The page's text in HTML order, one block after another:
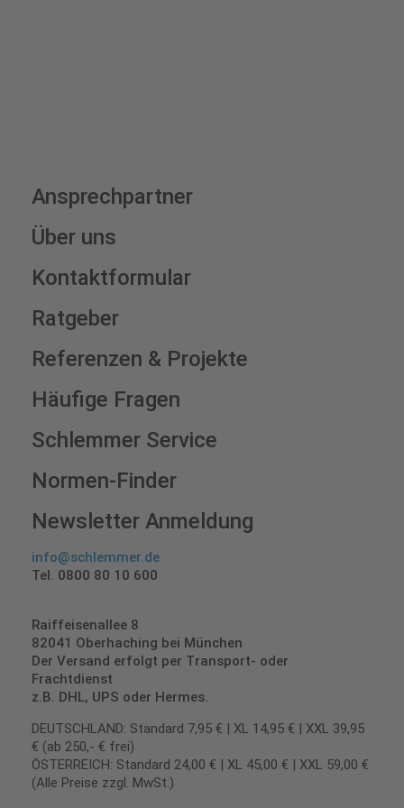
Ansprechpartner
Über uns
Kontaktformular
Ratgeber
Referenzen & Projekte
Häufige Fragen
Schlemmer Service
Normen-Finder
Newsletter Anmeldung
info@schlemmer.de
Tel. 0800 80 10 600
Raiffeisenallee 8
82041 Oberhaching bei München
Der Versand erfolgt per Transport- oder
Frachtdienst
z.B. DHL, UPS oder Hermes.
DEUTSCHLAND: Standard 7,95 € | XL 14,95 € | XXL 39,95
€ (ab 250,- € frei)
ÖSTERREICH: Standard 24,00 € | XL 45,00 € | XXL 59,00 €
(Alle Preise zzgl. MwSt.)